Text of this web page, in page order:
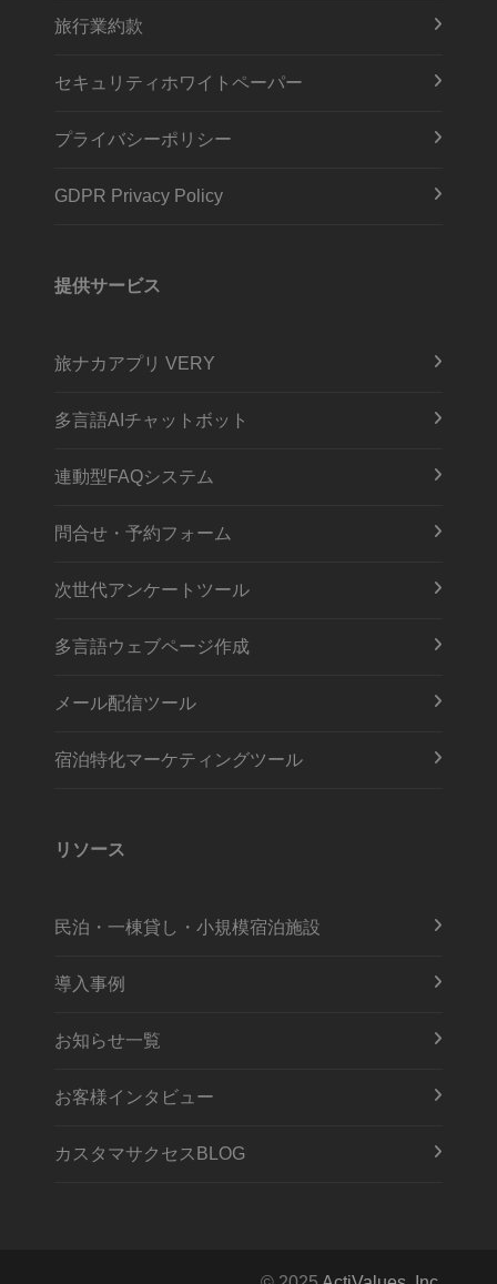
旅行業約款
セキュリティホワイトペーパー
プライバシーポリシー
GDPR Privacy Policy
提供サービス
旅ナカアプリ VERY
多言語AIチャットボット
連動型FAQシステム
問合せ・予約フォーム
次世代アンケートツール
多言語ウェブページ作成
メール配信ツール
宿泊特化マーケティングツール
リソース
民泊・一棟貸し・小規模宿泊施設
導入事例
お知らせ一覧
お客様インタビュー
カスタマサクセスBLOG